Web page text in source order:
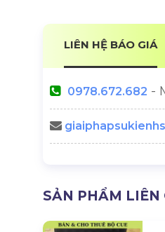
LIÊN HỆ BÁO GIÁ
0978.672.682 -
SẢN PHẨM LIÊN